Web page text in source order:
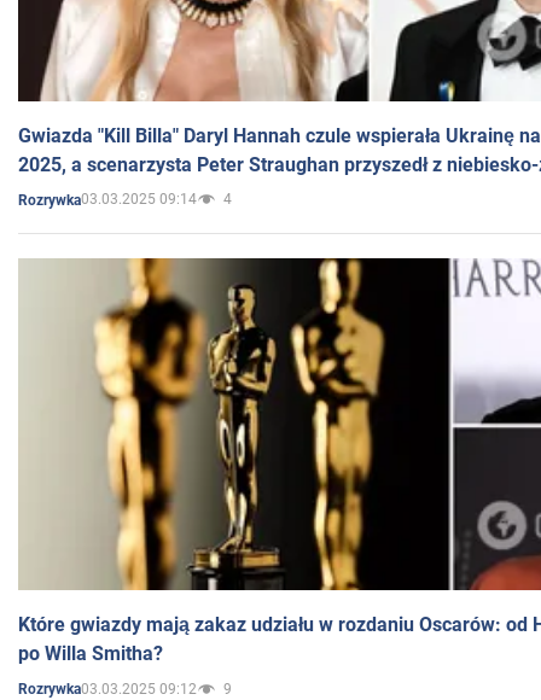
Gwiazda "Kill Billa" Daryl Hannah czule wspierała Ukrainę
2025, a scenarzysta Peter Straughan przyszedł z
Rozrywka03.03.2025 09:14 4
Które gwiazdy mają zakaz udziału w rozdaniu Oscarów: od
po Willa Smitha?
Rozrywka03.03.2025 09:12 9